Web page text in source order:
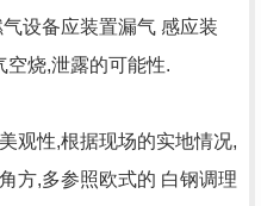
设备应装置漏气 感应装
空烧,泄露的可能性.
观性,根据现场的实地情况,
方,多参照欧式的 白钢调理